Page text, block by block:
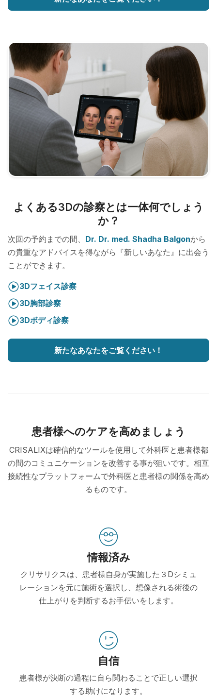
よくある3Dの診察とは一体何でしょう
か？
次回の予約までの間、 Dr. Dr. med. Shadha Balgonから
の貴重なアドバイスを得ながら『新しいあなた』に出会う
ことができます。
3Dフェイス診察
3D胸部診察
3Dボディ診察
新たなあなたをご覧ください！
患者様へのケアを高めましょう
CRISALIXは確信的なツールを使用して外科医と患者様都
の間のコミュニケーションを改善する事が狙いです。相互
接続性なプラットフォームで外科医と患者様の関係を高め
るものです。
情報済み
クリサリクスは、患者様自身が実施した３Dシミュ
レーションを元に施術を選択し、想像される術後の
仕上がりを判断するお手伝いをします。
自信
患者様が決断の過程に自ら関わることで正しい選択
する助けになります。